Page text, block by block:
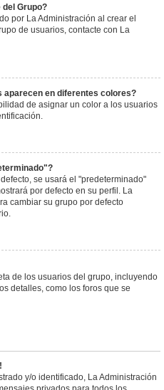
Grupo?
por La Administración al crear el
de usuarios, contacte con La
aparecen en diferentes colores?
de asignar un color a los usuarios
se usará el "predeterminado"
por defecto en su perfil. La
cambiar su grupo por defecto
de los usuarios del grupo, incluyendo
detalles, como los foros que se
y/o identificado, La Administración